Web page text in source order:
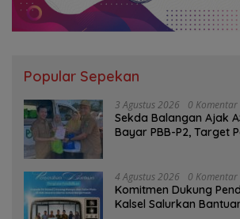
Popular Sepekan
3 Agustus 2026 0 Komentar
Sekda Balangan Ajak
Bayar PBB-P2, Target
4 Agustus 2026 0 Komentar
Komitmen Dukung
Kalsel Salurkan